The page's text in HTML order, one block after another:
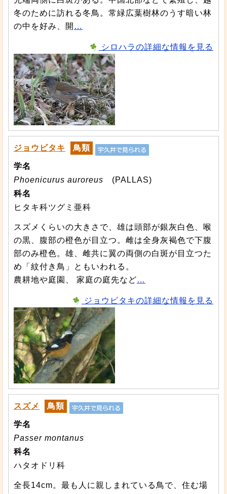
冬のために訪れる冬鳥。常緑広葉樹林のうす暗い林
の中を好み、開 …
シロハラの詳細な情報を見る
ジョウビタキ 鳥類
学名
Phoenicurus auroreus (PALLAS)
科名
ヒタキ科ツグミ亜科
スズメくらいの大きさで、雄は頭部が銀灰白色、喉
の黒、腹部の橙色が目立つ。雌は全身灰褐色で下腹
部のみ橙色。雄、雌共に翼の両側の白斑が目立つた
め「紋付き鳥」ともいわれる。
農耕地や庭園、 家庭の庭先など…
ジョウビタキの詳細な情報を見る
スズメ 鳥類
学名
Passer montanus
科名
ハタオドリ科
全長14cm。最も人に親しまれている鳥で、住む場